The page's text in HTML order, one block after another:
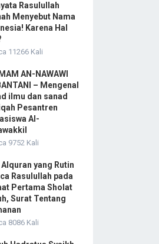
Rasulullah
Menyebut Nama
Karena Hal
11266 Kali
AN-NAWAWI
– Mengenal
ilmu dan sanad
Pesantren
Al-
9752 Kali
yang Rutin
Rasulullah pada
Pertama Sholat
Surat Tentang
8086 Kali